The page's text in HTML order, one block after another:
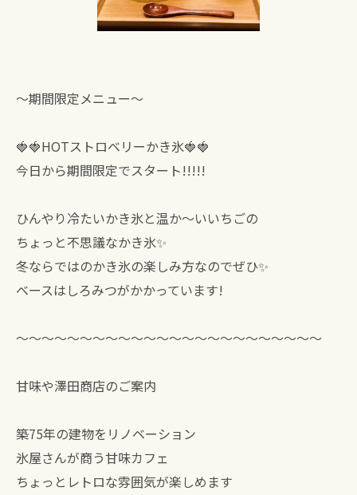
〜期間限定メニュー〜
🍓🍓HOTストロベリーかき氷🍓🍓
今日から期間限定でスタート!!!!!
ひんやり冷たいかき氷と温か〜いいちごの
ちょっと不思議なかき氷✨
冬ならではのかき氷の楽しみ方なのでぜひ✨
ベースはしろみつがかかっています!
〜〜〜〜〜〜〜〜〜〜〜〜〜〜〜〜〜〜〜〜〜〜〜〜
甘味や澤田商店のご案内
築75年の建物をリノベーション
氷屋さんが商う甘味カフェ
ちょっとレトロな雰囲気が楽しめます